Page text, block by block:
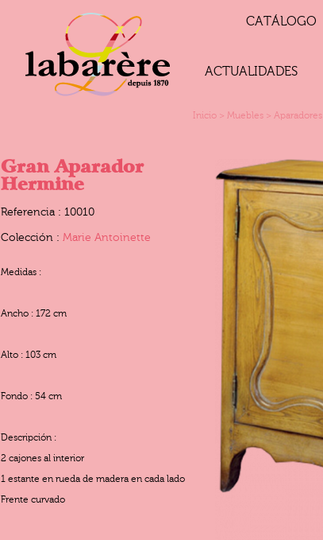
CATÁLOGO
ACTUALIDADES
Inicio > Muebles > Aparadores
Gran Aparador
Hermine
Referencia : 10010
Colección : Marie Antoinette
Medidas :
Ancho : 172 cm
Alto : 103 cm
Fondo : 54 cm
Descripción :
2 cajones al interior
1 estante en rueda de madera en cada lado
Frente curvado